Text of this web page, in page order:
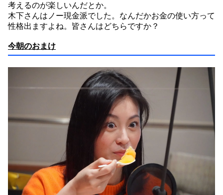
考えるのが楽しいんだとか。
木下さんはノー現金派でした。なんだかお金の使い方って
性格出ますよね。皆さんはどちらですか？
今朝のおまけ